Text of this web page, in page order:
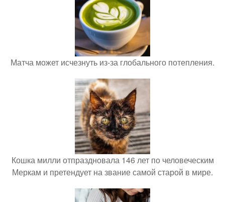
Матча может исчезнуть из-за глобального потепления.
Кошка милли отпраздновала 146 лет по человеческим
Меркам и претендует на звание самой старой в мире.